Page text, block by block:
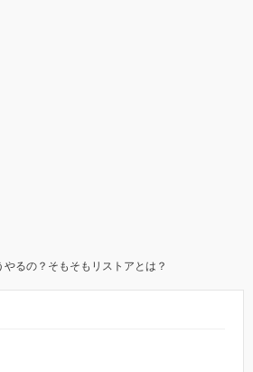
るの？そもそもリストアとは？